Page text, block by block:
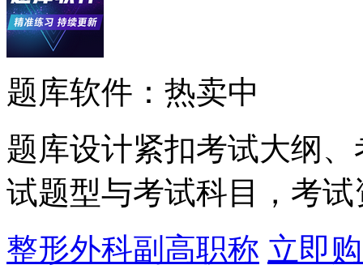
题库软件：热卖中
题库设计紧扣考试大纲
试题型与考试科目，考
整形外科副高职称 立即